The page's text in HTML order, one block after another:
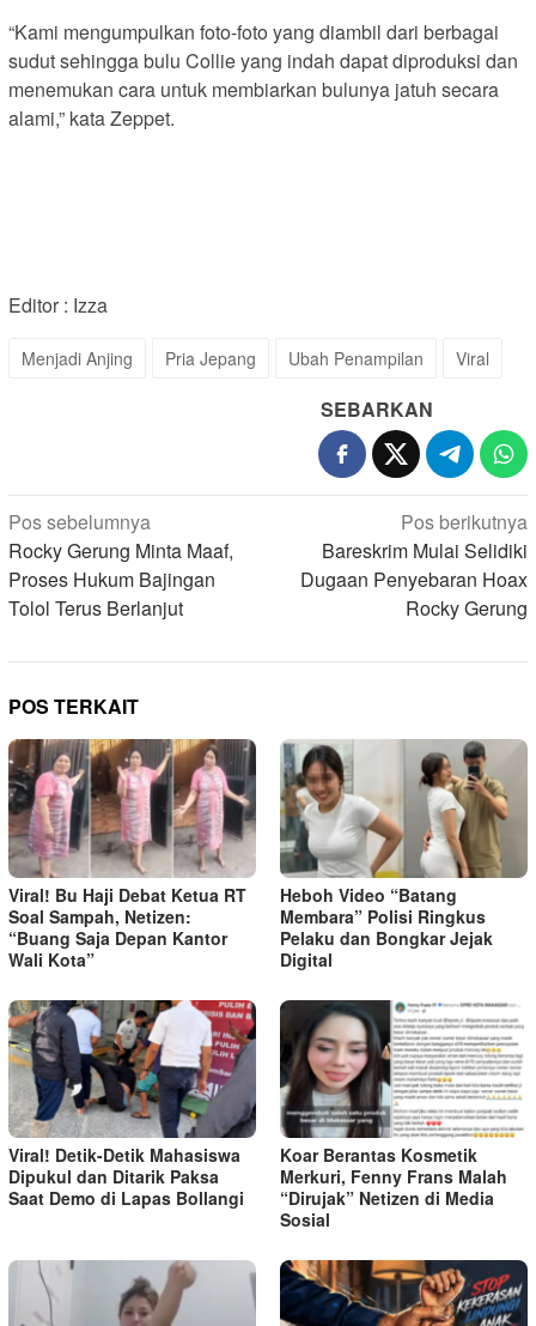
“Kami mengumpulkan foto-foto yang diambil dari berbagai
sudut sehingga bulu Collie yang indah dapat diproduksi dan
menemukan cara untuk membiarkan bulunya jatuh secara
alami,” kata Zeppet.
Editor : Izza
Menjadi Anjing Pria Jepang Ubah Penampilan Viral
SEBARKAN
Navigasi
pos
Pos sebelumnya
Rocky Gerung Minta Maaf,
Proses Hukum Bajingan
Tolol Terus Berlanjut
Pos berikutnya
Bareskrim Mulai Selidiki
Dugaan Penyebaran Hoax
Rocky Gerung
POS TERKAIT
Viral! Bu Haji Debat Ketua RT
Soal Sampah, Netizen:
“Buang Saja Depan Kantor
Wali Kota”
Heboh Video “Batang
Membara” Polisi Ringkus
Pelaku dan Bongkar Jejak
Digital
Viral! Detik-Detik Mahasiswa
Dipukul dan Ditarik Paksa
Saat Demo di Lapas Bollangi
Koar Berantas Kosmetik
Merkuri, Fenny Frans Malah
“Dirujak” Netizen di Media
Sosial